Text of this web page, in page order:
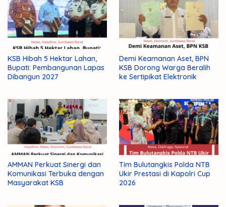
Tingkatkan
KSB Hibah 5 Hektar Lahan,
Bupati: Pembangunan Lapas
Dibangun 2027
Demi Keamanan Aset, BPN
KSB Dorong Warga Beralih
ke Sertipikat Elektronik
AMMAN Perkuat Sinergi dan
Komunikasi Terbuka dengan
Masyarakat KSB
Tim Bulutangkis Polda NTB
Ukir Prestasi di Kapolri Cup
2026